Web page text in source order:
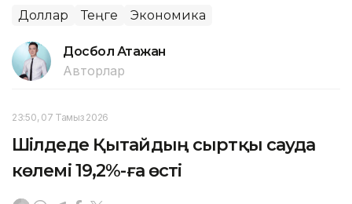
Доллар Теңге Экономика
Досбол Атажан
Авторлар
23:50, 07 Тамыз 2026
Шілдеде Қытайдың сыртқы сауда
көлемі 19,2%-ға өсті